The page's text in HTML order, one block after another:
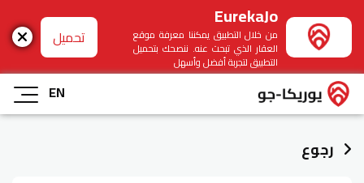
EurekaJo
من خلال التطبيق يمكننا معرفة موقع
العقار الذي تبحث عنه. ننصحك بتحميل
التطبيق لتجربة أفضل وأسهل
تحميل
EN
رجوع